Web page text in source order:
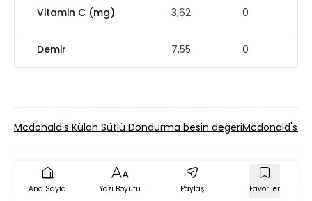
Vitamin C (mg) 3,62 0
Demir 7,55 0
Mcdonald's Külah Sütlü Dondurma besin değeriMcdonald's
Ana Sayfa Yazı Boyutu Paylaş Favoriler